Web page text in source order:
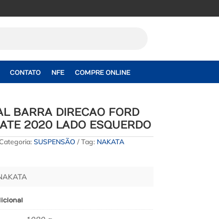
CONTATO NFE COMPRE ONLINE
BARRA DIRECAO FORD
2020 LADO ESQUERDO
SUSPENSÃO Tag: NAKATA